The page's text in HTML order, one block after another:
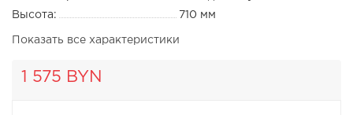
Высота:
710 мм
Показать все характеристики
1 575 BYN